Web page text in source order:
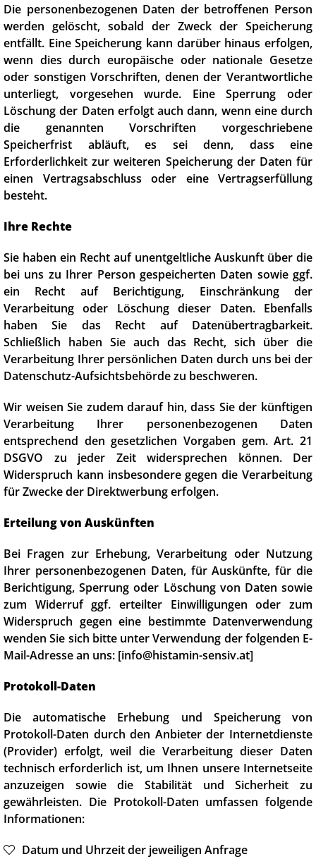
Die personenbezogenen Daten der betroffenen Person
werden gelöscht, sobald der Zweck der Speicherung
entfällt. Eine Speicherung kann darüber hinaus erfolgen,
wenn dies durch europäische oder nationale Gesetze
oder sonstigen Vorschriften, denen der Verantwortliche
unterliegt, vorgesehen wurde. Eine Sperrung oder
Löschung der Daten erfolgt auch dann, wenn eine durch
die genannten Vorschriften vorgeschriebene
Speicherfrist abläuft, es sei denn, dass eine
Erforderlichkeit zur weiteren Speicherung der Daten für
einen Vertragsabschluss oder eine Vertragserfüllung
besteht.
Ihre Rechte
Sie haben ein Recht auf unentgeltliche Auskunft über die
bei uns zu Ihrer Person gespeicherten Daten sowie ggf.
ein Recht auf Berichtigung, Einschränkung der
Verarbeitung oder Löschung dieser Daten. Ebenfalls
haben Sie das Recht auf Datenübertragbarkeit.
Schließlich haben Sie auch das Recht, sich über die
Verarbeitung Ihrer persönlichen Daten durch uns bei der
Datenschutz-Aufsichtsbehörde zu beschweren.
Wir weisen Sie zudem darauf hin, dass Sie der künftigen
Verarbeitung Ihrer personenbezogenen Daten
entsprechend den gesetzlichen Vorgaben gem. Art. 21
DSGVO zu jeder Zeit widersprechen können. Der
Widerspruch kann insbesondere gegen die Verarbeitung
für Zwecke der Direktwerbung erfolgen.
Erteilung von Auskünften
Bei Fragen zur Erhebung, Verarbeitung oder Nutzung
Ihrer personenbezogenen Daten, für Auskünfte, für die
Berichtigung, Sperrung oder Löschung von Daten sowie
zum Widerruf ggf. erteilter Einwilligungen oder zum
Widerspruch gegen eine bestimmte Datenverwendung
wenden Sie sich bitte unter Verwendung der folgenden E-
Mail-Adresse an uns: [info@histamin-sensiv.at]
Protokoll-Daten
Die automatische Erhebung und Speicherung von
Protokoll-Daten durch den Anbieter der Internetdienste
(Provider) erfolgt, weil die Verarbeitung dieser Daten
technisch erforderlich ist, um Ihnen unsere Internetseite
anzuzeigen sowie die Stabilität und Sicherheit zu
gewährleisten. Die Protokoll-Daten umfassen folgende
Informationen:
Datum und Uhrzeit der jeweiligen Anfrage